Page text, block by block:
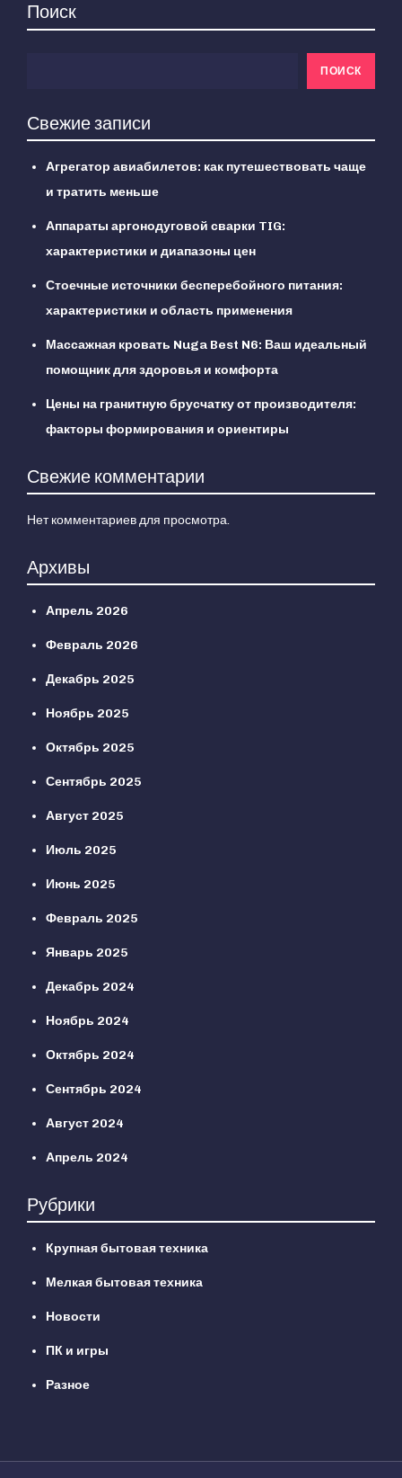
Поиск
ПОИСК
Свежие записи
Агрегатор авиабилетов: как путешествовать чаще
и тратить меньше
Аппараты аргонодуговой сварки TIG:
характеристики и диапазоны цен
Стоечные источники бесперебойного питания:
характеристики и область применения
Массажная кровать Nuga Best N6: Ваш идеальный
помощник для здоровья и комфорта
Цены на гранитную брусчатку от производителя:
факторы формирования и ориентиры
Свежие комментарии
Нет комментариев для просмотра.
Архивы
Апрель 2026
Февраль 2026
Декабрь 2025
Ноябрь 2025
Октябрь 2025
Сентябрь 2025
Август 2025
Июль 2025
Июнь 2025
Февраль 2025
Январь 2025
Декабрь 2024
Ноябрь 2024
Октябрь 2024
Сентябрь 2024
Август 2024
Апрель 2024
Рубрики
Крупная бытовая техника
Мелкая бытовая техника
Новости
ПК и игры
Разное